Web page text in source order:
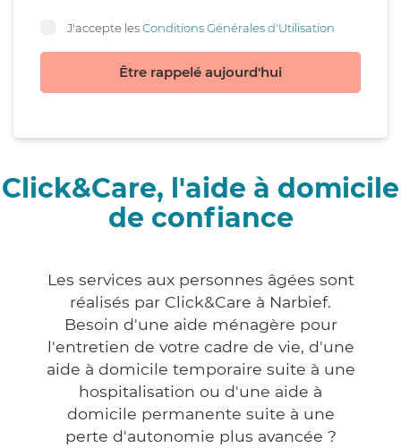
J'accepte lesConditions Générales d'Utilisation
Être rappelé aujourd'hui
Click&Care, l'aide à domicile
de confiance
Les services aux personnes âgées sont
réalisés par Click&Care à Narbief.
Besoin d'une aide ménagère pour
l'entretien de votre cadre de vie, d'une
aide à domicile temporaire suite à une
hospitalisation ou d'une aide à
domicile permanente suite à une
perte d'autonomie plus avancée ?